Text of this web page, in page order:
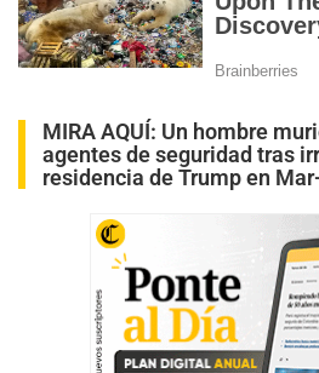
MIRA AQUÍ: Un hombre
agentes de seguridad tras
residencia de Trump en